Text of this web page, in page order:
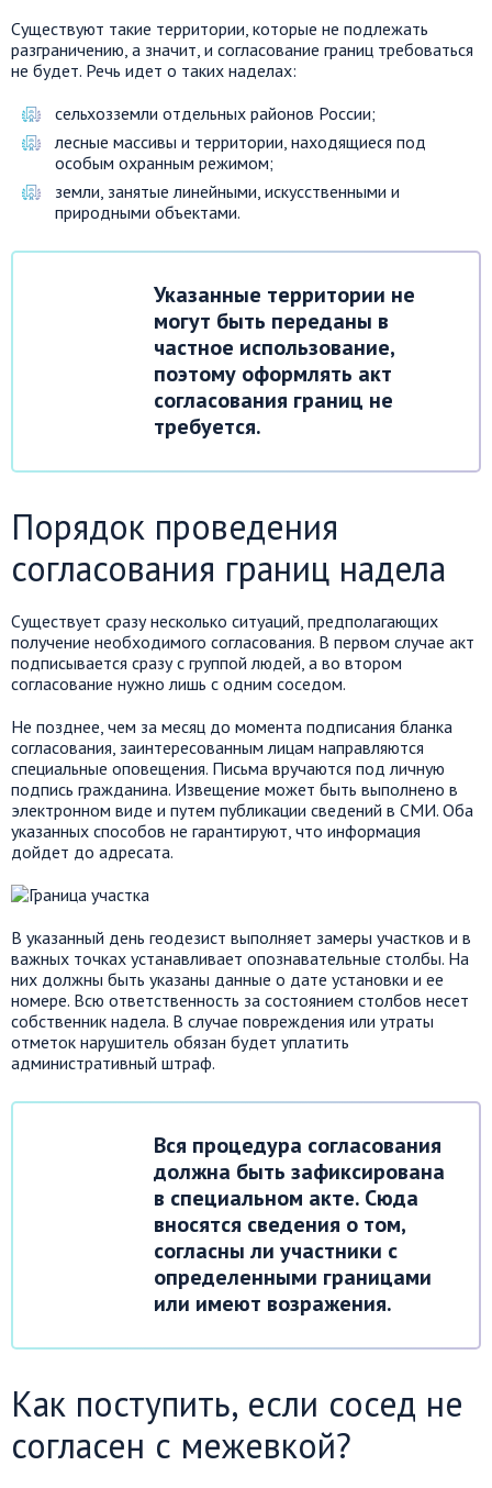
Существуют такие территории, которые не подлежать
разграничению, а значит, и согласование границ требоваться
не будет. Речь идет о таких наделах:
сельхозземли отдельных районов России;
лесные массивы и территории, находящиеся под
особым охранным режимом;
земли, занятые линейными, искусственными и
природными объектами.
Указанные территории не
могут быть переданы в
частное использование,
поэтому оформлять акт
согласования границ не
требуется.
Порядок проведения
согласования границ надела
Существует сразу несколько ситуаций, предполагающих
получение необходимого согласования. В первом случае акт
подписывается сразу с группой людей, а во втором
согласование нужно лишь с одним соседом.
Не позднее, чем за месяц до момента подписания бланка
согласования, заинтересованным лицам направляются
специальные оповещения. Письма вручаются под личную
подпись гражданина. Извещение может быть выполнено в
электронном виде и путем публикации сведений в СМИ. Оба
указанных способов не гарантируют, что информация
дойдет до адресата.
В указанный день геодезист выполняет замеры участков и в
важных точках устанавливает опознавательные столбы. На
них должны быть указаны данные о дате установки и ее
номере. Всю ответственность за состоянием столбов несет
собственник надела. В случае повреждения или утраты
отметок нарушитель обязан будет уплатить
административный штраф.
Вся процедура согласования
должна быть зафиксирована
в специальном акте. Сюда
вносятся сведения о том,
согласны ли участники с
определенными границами
или имеют возражения.
Как поступить, если сосед не
согласен с межевкой?